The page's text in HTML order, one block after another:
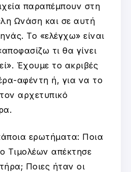
παραπέμπουν στη
Ωνάση και σε αυτή
Το «ελέγχω» είναι
τι θα γίνει
Έχουμε το ακριβές
αφέντη ή, για να το
αρχετυπικό
ερωτήματα: Ποια
Τιμολέων απέκτησε
Ποιες ήταν οι